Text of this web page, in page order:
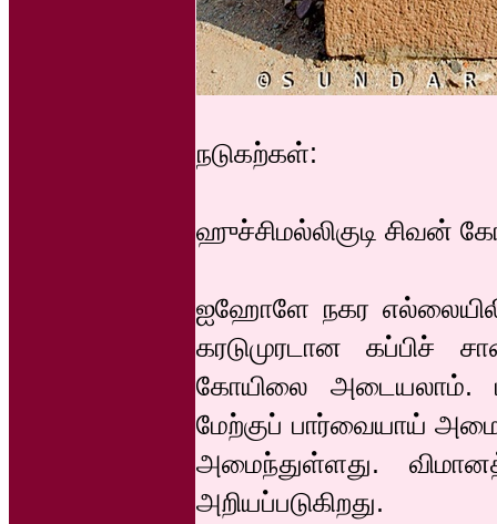
நடுகற்கள்:
ஹுச்சிமல்லிகுடி சிவன்
ஐஹோளே நகர
கரடுமுரடான கப்பிச்
கோயிலை அடையலாம்.
மேற்குப் பார்வையாய்
அமைந்துள்ளது.
அறியப்படுகிறது.